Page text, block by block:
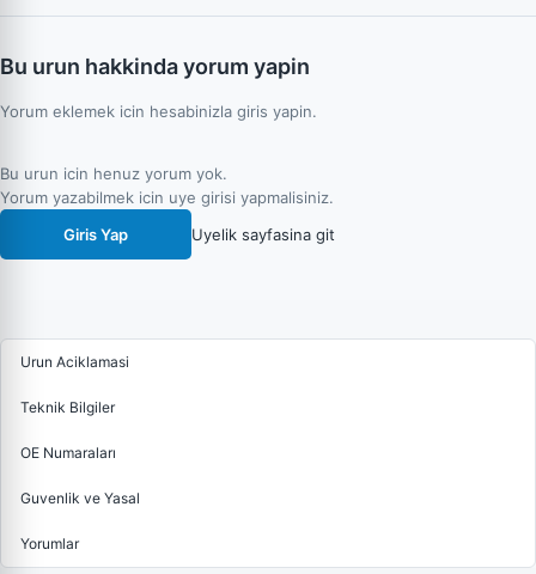
Bu urun hakkinda yorum yapin
Yorum eklemek icin hesabinizla giris yapin.
Bu urun icin henuz yorum yok.
Yorum yazabilmek icin uye girisi yapmalisiniz.
Giris Yap
Uyelik sayfasina git
Urun Aciklamasi
Teknik Bilgiler
OE Numaraları
Guvenlik ve Yasal
Yorumlar